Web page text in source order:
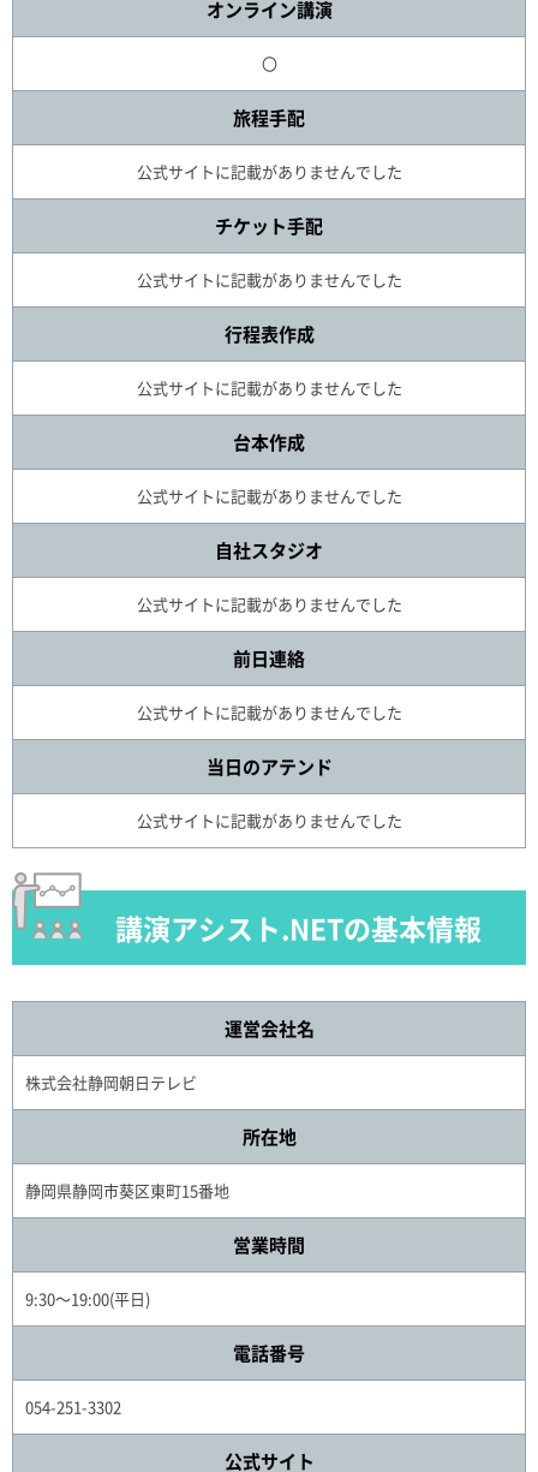
オンライン講演
〇
旅程手配
公式サイトに記載がありませんでした
チケット手配
公式サイトに記載がありませんでした
行程表作成
公式サイトに記載がありませんでした
台本作成
公式サイトに記載がありませんでした
自社スタジオ
公式サイトに記載がありませんでした
前日連絡
公式サイトに記載がありませんでした
当日のアテンド
公式サイトに記載がありませんでした
講演アシスト.NETの基本情報
運営会社名
株式会社静岡朝日テレビ
所在地
静岡県静岡市葵区東町15番地
営業時間
9:30～19:00(平日)
電話番号
054-251-3302
公式サイト